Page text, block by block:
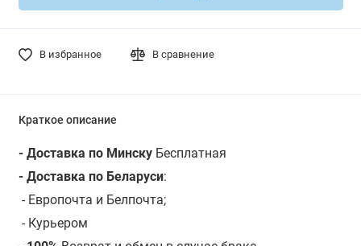
В избранное В сравнение
Краткое описание
- Доставка по МинскуБесплатная
- Доставка по Беларуси:
- Европочта и Белпочта;
- Курьером